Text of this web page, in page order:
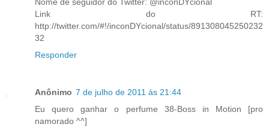
Link do RT:
http://twitter.com/#!/inconDYcional/status/891308045250232
32
Responder
Anônimo 7 de julho de 2011 às 21:44
Eu quero ganhar o perfume 38-Boss in Motion [pro
namorado ^^]